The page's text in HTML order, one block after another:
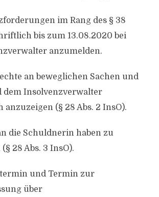
im Rang des § 38
bis zum 13.08.2020 bei
anzumelden.
an beweglichen Sachen und
dem Insolvenzverwalter
(§ 28 Abs. 2 InsO).
die Schuldnerin haben zu
28 Abs. 3 InsO).
und Termin zur
über